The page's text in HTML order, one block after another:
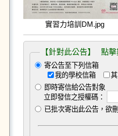
實習力培訓DM.jpg
【針對此公告】 點
寄公告至下列信箱
我的學校信箱
即時寄信給公告對象
立即發信之授權碼：
已批次寄出此公告，欲